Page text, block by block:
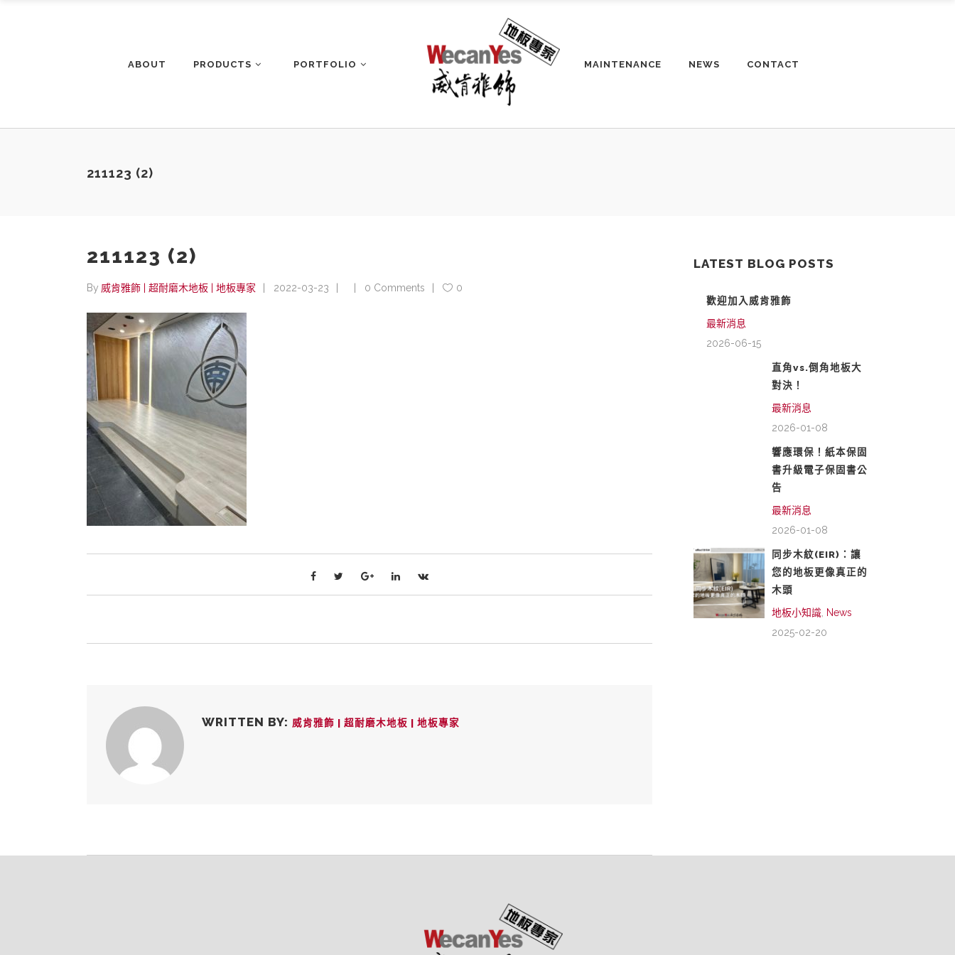
ABOUT PRODUCTS PORTFOLIO MAINTENANCE NEWS CONTACT
211123 (2)
211123 (2)
By 威肯雅飾 | 超耐磨木地板 | 地板專家 2022-03-23 0 Comments 0
WRITTEN BY: 威肯雅飾 | 超耐磨木地板 | 地板專家
LATEST BLOG POSTS
歡迎加入威肯雅飾
最新消息
2026-06-15
直角vs.倒角地板大
對決！
最新消息
2026-01-08
響應環保！紙本保固
書升級電子保固書公
告
最新消息
2026-01-08
同步木紋(EIR)：讓
您的地板更像真正的
木頭
地板小知識
News
2025-02-20